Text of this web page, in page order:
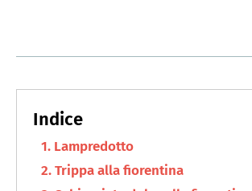
Lampredotto
Trippa alla fiorentina